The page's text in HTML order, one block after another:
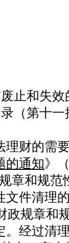
止和失
（第十一
财的需
的通知》
章和规范
件清理
政规章和
经过清